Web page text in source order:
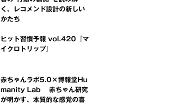
く、レコメンド設計の新しい
かたち
ヒット習慣予報 vol.420『マ
イクロトリップ』
赤ちゃんラボ5.0×博報堂Hu
manity Lab 赤ちゃん研究
が明かす、本質的な感覚の喜